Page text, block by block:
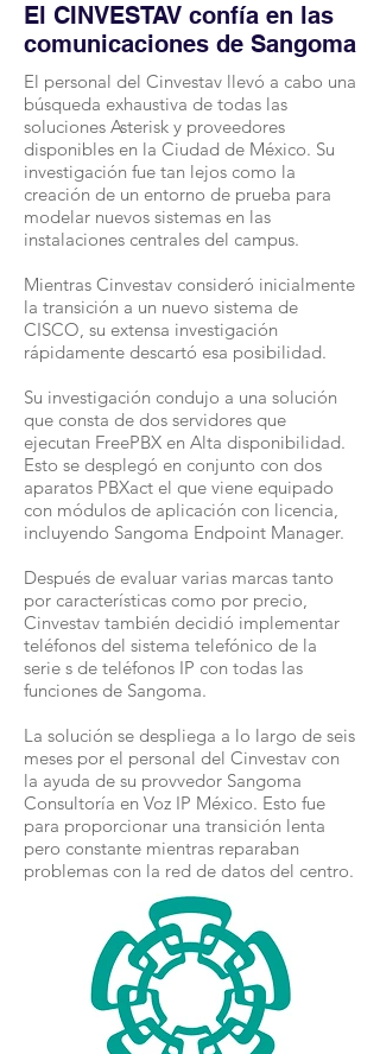
El CINVESTAV confía en las
comunicaciones de Sangoma
El personal del Cinvestav llevó a cabo una
búsqueda exhaustiva de todas las
soluciones Asterisk y proveedores
disponibles en la Ciudad de México. Su
investigación fue tan lejos como la
creación de un entorno de prueba para
modelar nuevos sistemas en las
instalaciones centrales del campus.
Mientras Cinvestav consideró inicialmente
la transición a un nuevo sistema de
CISCO, su extensa investigación
rápidamente descartó esa posibilidad.
Su investigación condujo a una solución
que consta de dos servidores que
ejecutan FreePBX en Alta disponibilidad.
Esto se desplegó en conjunto con dos
aparatos PBXact el que viene equipado
con módulos de aplicación con licencia,
incluyendo Sangoma Endpoint Manager.
Después de evaluar varias marcas tanto
por características como por precio,
Cinvestav también decidió implementar
teléfonos del sistema telefónico de la
serie s de teléfonos IP con todas las
funciones de Sangoma.
La solución se despliega a lo largo de seis
meses por el personal del Cinvestav con
la ayuda de su provvedor Sangoma
Consultoría en Voz IP México. Esto fue
para proporcionar una transición lenta
pero constante mientras reparaban
problemas con la red de datos del centro.